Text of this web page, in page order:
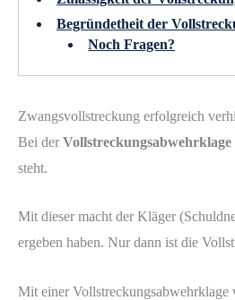
Begründetheit der
Noch Fragen?
Zwangsvollstreckung erfolgreich
Bei der Vollstreckungsabwehrklage
steht.
Mit dieser macht der Kläger
ergeben haben. Nur dann ist die
Mit einer